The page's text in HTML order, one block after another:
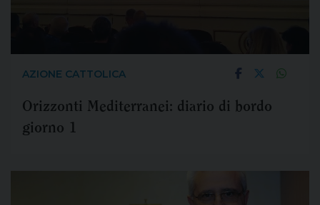
AZIONE CATTOLICA
Orizzonti Mediterranei: diario di bordo
giorno 1